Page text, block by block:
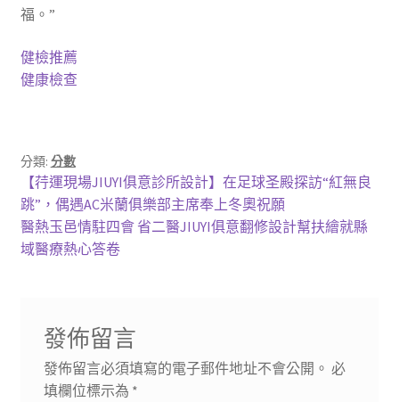
福。”
健檢推薦
健康檢查
分類: 分數
文
章
導
上
一
篇
文
【荇運現場JIUYI俱意診所設計】在足球圣殿探訪“紅無良
跳”，偶遇AC米蘭俱樂部主席奉上冬奧祝願
下
一
醫熱玉邑情駐四會 省二醫JIUYI俱意翻修設計幫扶繪就縣
域醫療熱心答卷
發佈留言
發佈留言必須填寫的電子郵件地址不會公開。 必
填欄位標示為 *